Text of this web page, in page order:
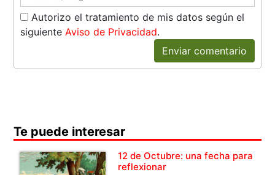
Autorizo el tratamiento de mis datos según el
siguienteAviso de Privacidad.
Enviar comentario
Te puede interesar
12 de Octubre: una fecha para
reflexionar